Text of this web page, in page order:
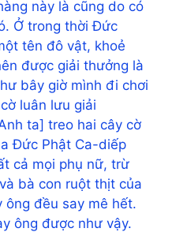
này là cũng do có
Ở trong thời Đức
tên đô vật, khoẻ
được giải thưởng là
bây giờ mình đi chơi
luân lưu giải
ta] treo hai cây cờ
Đức Phật Ca-diếp
cả mọi phụ nữ, trừ
bà con ruột thịt của
ông đều say mê hết.
ông được như vậy.